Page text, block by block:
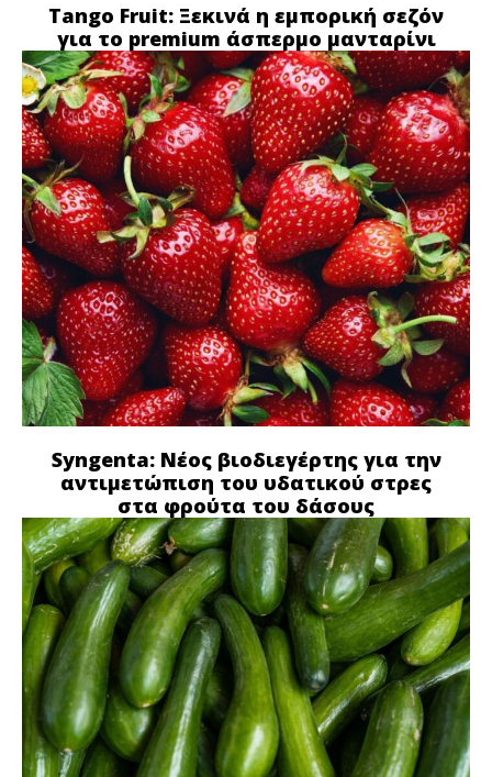
Tango Fruit: Ξεκινά η εμπορική σεζόν
για το premium άσπερμο μανταρίνι
Syngenta: Νέος βιοδιεγέρτης για την
αντιμετώπιση του υδατικού στρες
στα φρούτα του δάσους